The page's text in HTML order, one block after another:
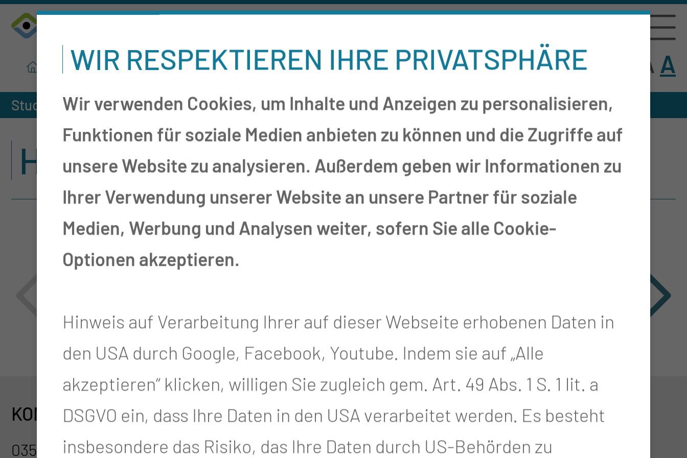
MUL-CT-STARTSEITE Kontrastansicht A A
Studien HiGHmed
HIGHMED
KONTAKT
0355 46-3860
ADRESSE
Medizinischen Universität Lausitz - Carl Thiem
RECHTLICHES
Impressum
WIR RESPEKTIEREN IHRE PRIVATSPHÄRE
Wir verwenden Cookies, um Inhalte und Anzeigen zu personalisieren,
Funktionen für soziale Medien anbieten zu können und die Zugriffe auf
unsere Website zu analysieren. Außerdem geben wir Informationen zu
Ihrer Verwendung unserer Website an unsere Partner für soziale
Medien, Werbung und Analysen weiter, sofern Sie alle Cookie-
Optionen akzeptieren.
Hinweis auf Verarbeitung Ihrer auf dieser Webseite erhobenen Daten in
den USA durch Google, Facebook, Youtube. Indem sie auf „Alle
akzeptieren“ klicken, willigen Sie zugleich gem. Art. 49 Abs. 1 S. 1 lit. a
DSGVO ein, dass Ihre Daten in den USA verarbeitet werden. Es besteht
insbesondere das Risiko, das Ihre Daten durch US-Behörden zu